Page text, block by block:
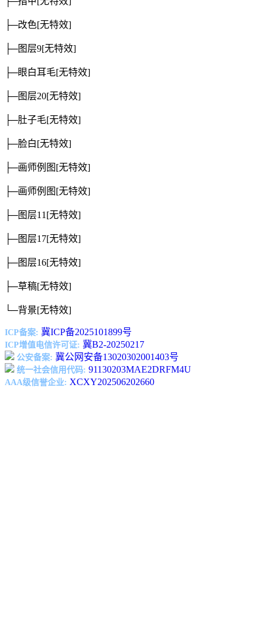
├─改色[无特效]
├─图层9[无特效]
├─眼白耳毛[无特效]
├─图层20[无特效]
├─肚子毛[无特效]
├─脸白[无特效]
├─画师例图 [无特效]
├─画师例图 [无特效]
├─图层11[无特效]
├─图层17[无特效]
├─图层16[无特效]
├─草稿[无特效]
└─背景[无特效]
ICP备案: 冀ICP备2025101899号
ICP增值电信许可证: 冀B2-20250217
公安备案: 冀公网安备13020302001403号
统一社会信用代码: 91130203MAE2DRFM4U
AAA级信誉企业: XCXY202506202660